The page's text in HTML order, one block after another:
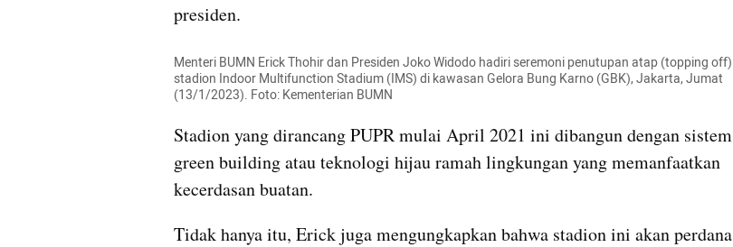
presiden.
Menteri BUMN Erick Thohir dan Presiden Joko Widodo hadiri seremoni penutupan atap (topping off)
stadion Indoor Multifunction Stadium (IMS) di kawasan Gelora Bung Karno (GBK), Jakarta, Jumat
(13/1/2023). Foto: Kementerian BUMN
Stadion yang dirancang PUPR mulai April 2021 ini dibangun dengan sistem
green building atau teknologi hijau ramah lingkungan yang memanfaatkan
kecerdasan buatan.
Tidak hanya itu, Erick juga mengungkapkan bahwa stadion ini akan perdana